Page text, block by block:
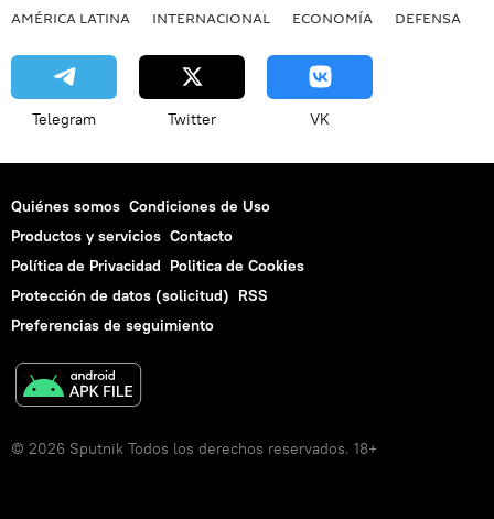
AMÉRICA LATINA INTERNACIONAL ECONOMÍA DEFENSA
Telegram Twitter VK
Quiénes somos Condiciones de Uso
Productos y servicios Contacto
Política de Privacidad Politica de Cookies
Protección de datos (solicitud) RSS
Preferencias de seguimiento
© 2026 Sputnik Todos los derechos reservados. 18+